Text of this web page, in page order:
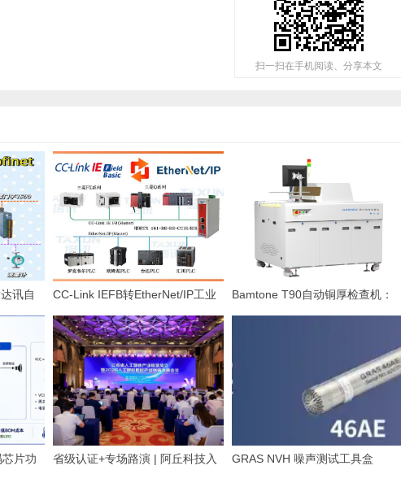
扫一扫在手机阅读、分享本文
讯自
标准化
CC-Link IEFB转EtherNet/IP工业
网关应用，TX161解决汽车压铸总
线数据孤岛
Bamtone T90自动铜厚检查机：
片功
省级认证+专场路演 | 阿丘科技入
GRAS NVH 噪声测试工具盒